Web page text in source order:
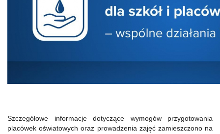
Szczegółowe informacje dotyczące wymogów przygotowania
placówek oświatowych oraz prowadzenia zajęć zamieszczono na